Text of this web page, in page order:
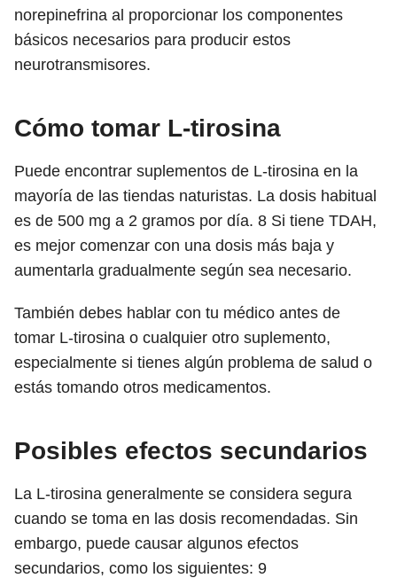
norepinefrina al proporcionar los componentes
básicos necesarios para producir estos
neurotransmisores.
Cómo tomar L-tirosina
Puede encontrar suplementos de L-tirosina en la
mayoría de las tiendas naturistas. La dosis habitual
es de 500 mg a 2 gramos por día. 8 Si tiene TDAH,
es mejor comenzar con una dosis más baja y
aumentarla gradualmente según sea necesario.
También debes hablar con tu médico antes de
tomar L-tirosina o cualquier otro suplemento,
especialmente si tienes algún problema de salud o
estás tomando otros medicamentos.
Posibles efectos secundarios
La L-tirosina generalmente se considera segura
cuando se toma en las dosis recomendadas. Sin
embargo, puede causar algunos efectos
secundarios, como los siguientes: 9